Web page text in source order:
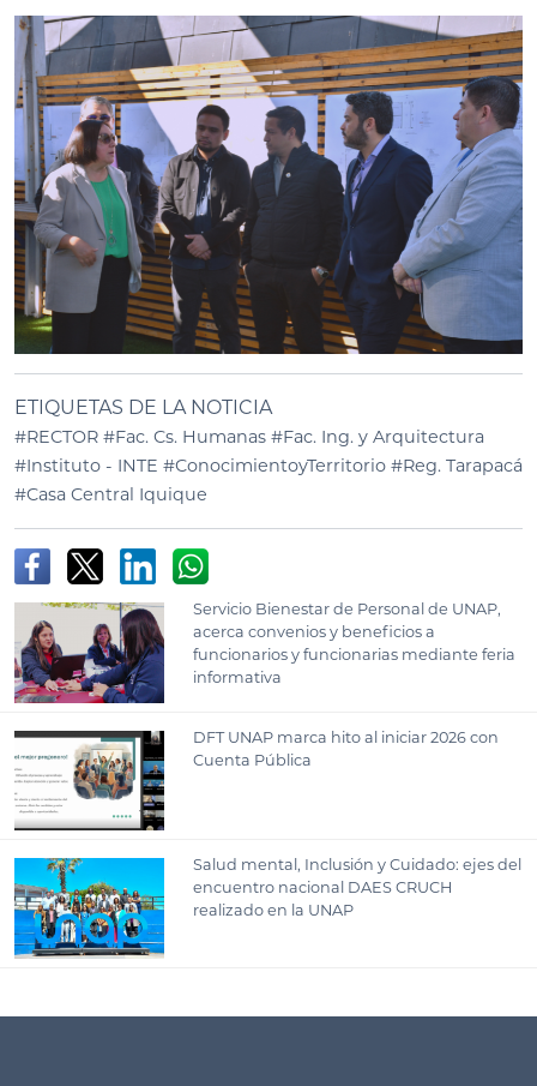
ETIQUETAS DE LA NOTICIA
#RECTOR #Fac. Cs. Humanas #Fac. Ing. y Arquitectura
#Instituto - INTE #ConocimientoyTerritorio #Reg. Tarapacá
#Casa Central Iquique
Servicio Bienestar de Personal de UNAP,
acerca convenios y beneficios a
funcionarios y funcionarias mediante feria
informativa
DFT UNAP marca hito al iniciar 2026 con
Cuenta Pública
Salud mental, Inclusión y Cuidado: ejes del
encuentro nacional DAES CRUCH
realizado en la UNAP